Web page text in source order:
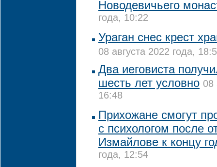
Новодевичьего
года, 10:22
Ураган снес крест
08 августа 2022 года,
Два иеговиста
шесть лет условно 08
16:48
Прихожане смогут
с психологом после
Измайлове к концу
года, 12:54